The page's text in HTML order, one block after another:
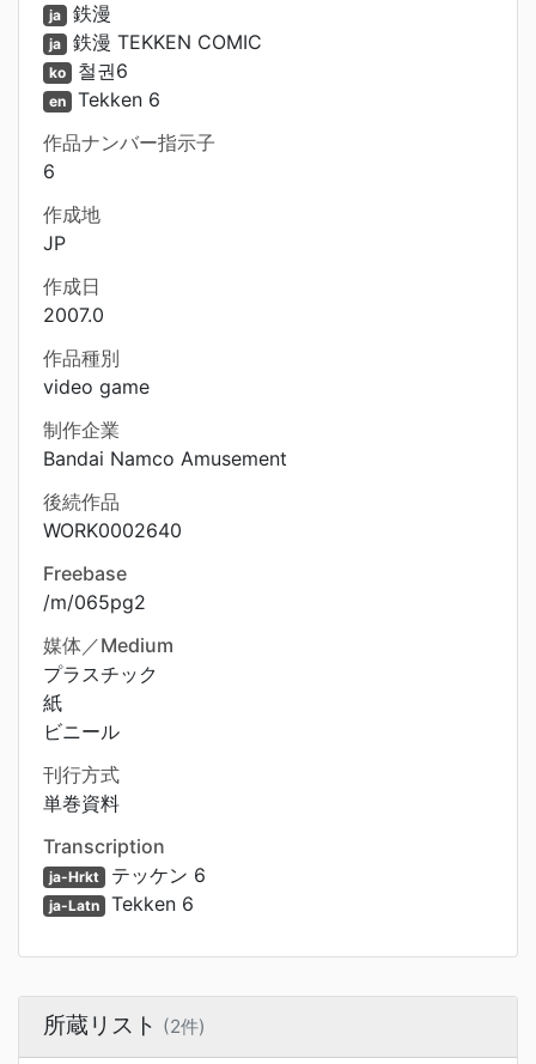
ja 鉄漫
ja 鉄漫 TEKKEN COMIC
ko 철권6
en Tekken 6
作品ナンバー指示子
6
作成地
JP
作成日
2007.0
作品種別
video game
制作企業
Bandai Namco Amusement
後続作品
WORK0002640
Freebase
/m/065pg2
媒体／Medium
プラスチック
紙
ビニール
刊行方式
単巻資料
Transcription
ja-Hrkt テッケン 6
ja-Latn Tekken 6
所蔵リスト (2件)